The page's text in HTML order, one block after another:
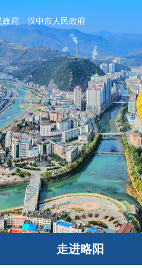
政府 汉中市人民政府
走进略阳